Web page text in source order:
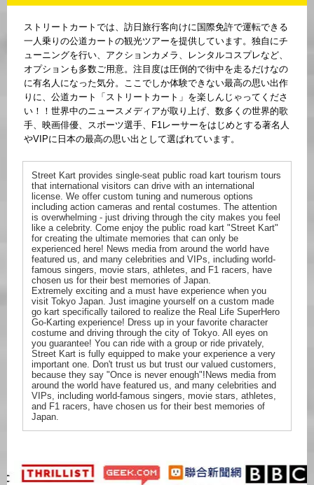
ストリートカートでは、訪日旅行客向けに国際免許で運転できる
一人乗りの公道カートの観光ツアーを提供しています。独自にチ
ューニングを行い、アクションカメラ、レンタルコスプレなど、
オプションも多数ご用意。注目度は圧倒的で街中を走るだけなの
に有名人になった気分。ここでしか体験できない最高の思い出作
りに、公道カート「ストリートカート」を楽しんじゃってくださ
い！！世界中のニュースメディアが取り上げ、数多くの世界的歌
手、映画俳優、スポーツ選手、F1レーサーをはじめとする著名人
やVIPに日本の最高の思い出として選ばれています。
Street Kart provides single-seat public road kart tourism tours
that international visitors can drive with an international
license. We offer custom tuning and numerous options
including action cameras and rental costumes. The attention
is overwhelming - just driving through the city makes you feel
like a celebrity. Come enjoy the public road kart "Street Kart"
for creating the ultimate memories that can only be
experienced here! News media from around the world have
featured us, and many celebrities and VIPs, including world-
famous singers, movie stars, athletes, and F1 racers, have
chosen us for their best memories of Japan.
Extremely exciting and a must have experience when you
visit Tokyo Japan. Just imagine yourself on a custom made
go kart specifically tailored to realize the Real Life SuperHero
Go-Karting experience! Dress up in your favorite character
costume and driving through the city of Tokyo. All eyes on
you guarantee! You can ride with a group or ride privately,
Street Kart is fully equipped to make your experience a very
important one. Don't trust us but trust our valued customers,
because they say "Once is never enough"!News media from
around the world have featured us, and many celebrities and
VIPs, including world-famous singers, movie stars, athletes,
and F1 racers, have chosen us for their best memories of
Japan.